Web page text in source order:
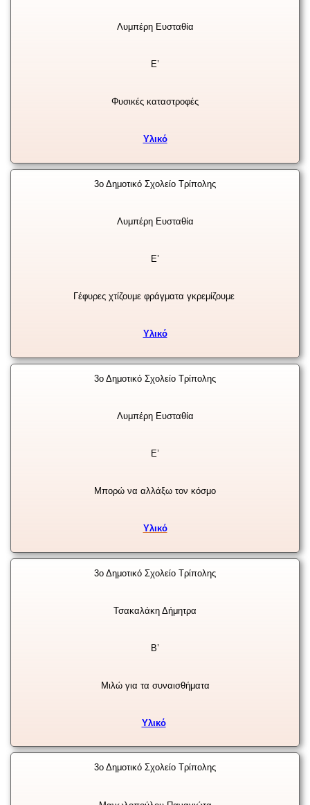
Λυμπέρη Ευσταθία
Ε’
Φυσικές καταστροφές
Υλικό
3ο Δημοτικό Σχολείο Τρίπολης
Λυμπέρη Ευσταθία
Ε’
Γέφυρες χτίζουμε φράγματα γκρεμίζουμε
Υλικό
3ο Δημοτικό Σχολείο Τρίπολης
Λυμπέρη Ευσταθία
Ε’
Μπορώ να αλλάξω τον κόσμο
Υλικό
3ο Δημοτικό Σχολείο Τρίπολης
Τσακαλάκη Δήμητρα
Β’
Μιλώ για τα συναισθήματα
Υλικό
3ο Δημοτικό Σχολείο Τρίπολης